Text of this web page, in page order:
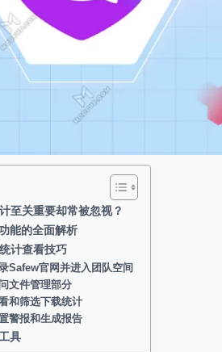
至关重要却常被忽视？
能的全面解析
计查看技巧
Safew官网并进入团队空间
文件管理部分
和筛选下载统计
警报和生成报告
具